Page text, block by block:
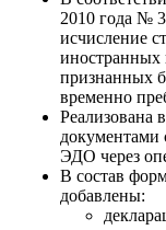
2010 года №
исчисление
иностранных
признанных
временно
Реализована
документами
ЭДО через
В состав
добавлены: